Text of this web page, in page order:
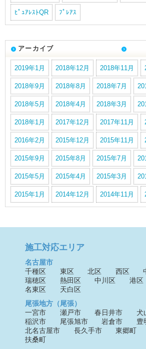
ﾋﾟｭｱﾚｽﾄQR ﾌﾟﾚｱｽ
アーカイブ
2019年1月 2018年12月 2018年11月
2018年9月 2018年8月 2018年7月
2018年5月 2018年4月 2018年3月
2018年1月 2017年12月 2017年11月
2016年2月 2015年12月 2015年11月
2015年9月 2015年8月 2015年7月
2015年5月 2015年4月 2015年3月
2015年1月 2014年12月 2014年11月
施工対応エリア
名古屋市
千種区
東区 北区 西区
瑞穂区
熱田区 中川区 港区
名東区
天白区
尾張地方（尾張）
一宮市
瀬戸市 春日井市 犬
稲沢市
尾張旭市 岩倉市 豊
北名古屋市
長久手市 東郷町
扶桑町